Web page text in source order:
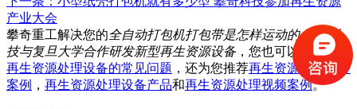
产业大会
攀奇重工解决您的全自动打包机打包带是怎样运动的 攀奇科
技与复旦大学合作研发新型再生资源设备，您也可以了解所有
再生资源处理设备的常见问题 ，还为您推荐再生资源处理设备
案例 ， 再生资源处理设备产品和再生资源处理视频案例。